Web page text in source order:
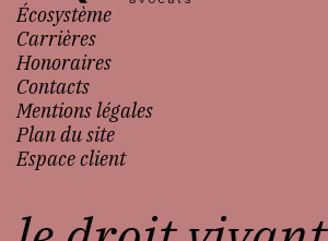
Écosystème
Carrières
Honoraires
Contacts
Mentions légales
Plan du site
Espace client